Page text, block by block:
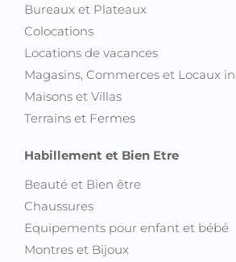
Bureaux et Plateaux
Colocations
Locations de vacances
Magasins, Commerces et Locaux
Maisons et Villas
Terrains et Fermes
Habillement et Bien Etre
Beauté et Bien être
Chaussures
Equipements pour enfant et bébé
Montres et Bijoux